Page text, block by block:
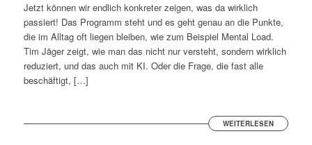
Jetzt können wir endlich konkreter zeigen, was da wirklich
passiert! Das Programm steht und es geht genau an die Punkte,
die im Alltag oft liegen bleiben, wie zum Beispiel Mental Load.
Tim Jäger zeigt, wie man das nicht nur versteht, sondern wirklich
reduziert, und das auch mit KI. Oder die Frage, die fast alle
beschäftigt, […]
WEITERLESEN